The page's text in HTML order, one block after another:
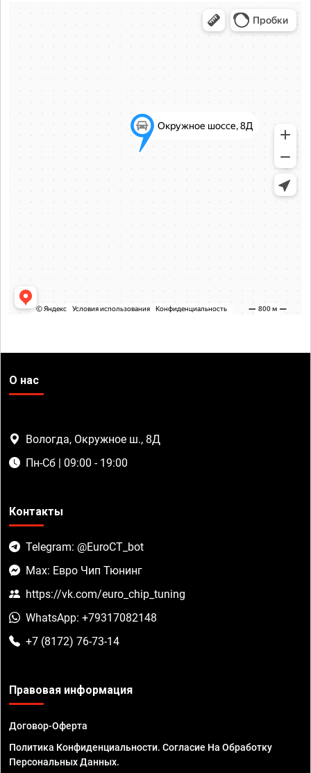
О нас
Вологда, Окружное ш., 8Д
Пн-Сб | 09:00 - 19:00
Контакты
Telegram: @EuroCT_bot
Max: Евро Чип Тюнинг
https://vk.com/euro_chip_tuning
WhatsApp: +79317082148
+7 (8172) 76-73-14
Правовая информация
Договор-Оферта
Политика Конфиденциальности. Согласие На Обработку
Персональных Данных.